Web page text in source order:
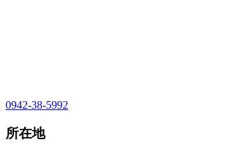
0942-38-5992
所在地